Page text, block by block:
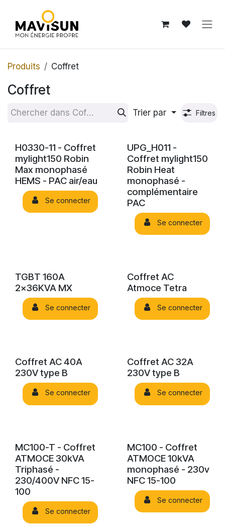
Produits Coffret
Coffret
Trier par Filtres
H0330-11 - Coffret
mylight150 Robin
Max monophasé
HEMS - PAC air/eau
Se connecter
UPG_H011 -
Coffret mylight150
Robin Heat
monophasé -
complémentaire
PAC
Se connecter
TGBT 160A
2x36KVA MX
Se connecter
Coffret AC
Atmoce Tetra
Se connecter
Coffret AC 40A
230V type B
Se connecter
Coffret AC 32A
230V type B
Se connecter
MC100-T - Coffret
ATMOCE 30kVA
Triphasé -
230/400V NFC 15-
100
Se connecter
MC100 - Coffret
ATMOCE 10kVA
monophasé - 230v
NFC 15-100
Se connecter